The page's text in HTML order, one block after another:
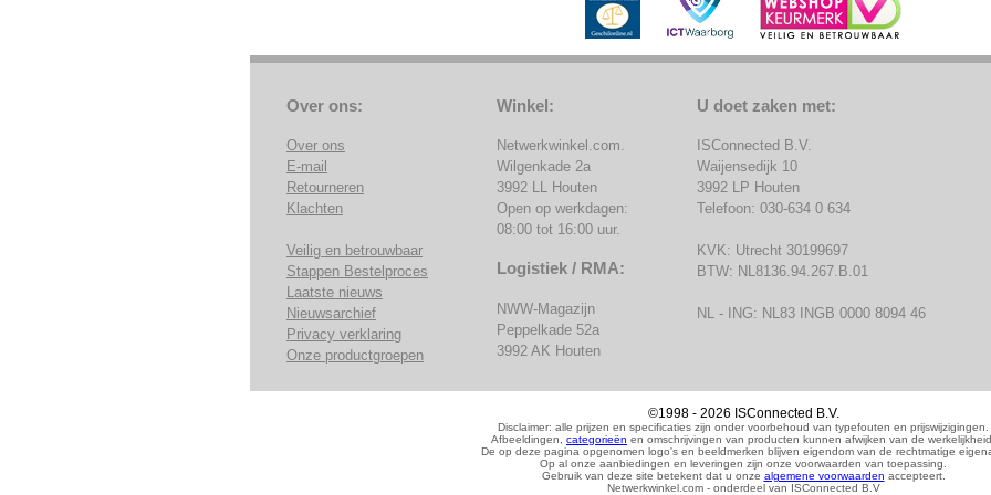
Over ons:
Over ons
E-mail
Retourneren
Klachten
Veilig en betrouwbaar
Stappen Bestelproces
Laatste nieuws
Nieuwsarchief
Privacy verklaring
Onze productgroepen
Winkel:
Netwerkwinkel.com.
Wilgenkade 2a
3992 LL Houten
Open op werkdagen:
08:00 tot 16:00 uur.
Logistiek / RMA:
NWW-Magazijn
Peppelkade 52a
3992 AK Houten
U doet zaken met:
ISConnected B.V.
Waijensedijk 10
3992 LP Houten
Telefoon: 030-634 0 634
KVK: Utrecht 30199697
BTW: NL8136.94.267.B.01
NL - ING: NL83 INGB 0000 8094 46
©1998 - 2026 ISConnected B.V.
Disclaimer: alle prijzen en specificaties zijn onder voorbehoud van typefouten en prijswijzigingen.
Afbeeldingen, categorieën en omschrijvingen van producten kunnen afwijken van de werkelijkheid.
De op deze pagina opgenomen logo's en beeldmerken blijven eigendom van de rechtmatige
Op al onze aanbiedingen en leveringen zijn onze voorwaarden van toepassing.
Gebruik van deze site betekent dat u onze algemene voorwaarden accepteert.
Netwerkwinkel.com - onderdeel van ISConnected B.V